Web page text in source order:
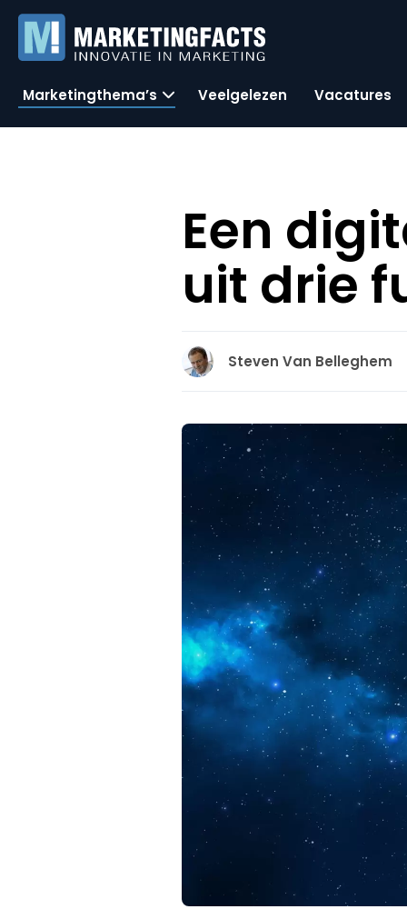
Marketingthema’s Veelgelezen Vacatures
Een
uit drie
Steven Van Belleghem